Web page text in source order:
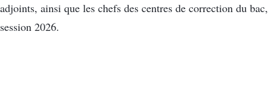
adjoints, ainsi que les chefs des centres de correction du bac,
session 2026.